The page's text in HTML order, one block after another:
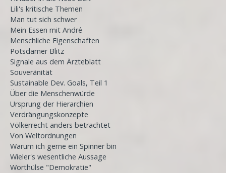
Lili's kritische Themen
Man tut sich schwer
Mein Essen mit André
Menschliche Eigenschaften
Potsdamer Blitz
Signale aus dem Ärzteblatt
Souveränität
Sustainable Dev. Goals, Teil 1
Über die Menschenwürde
Ursprung der Hierarchien
Verdrängungskonzepte
Völkerrecht anders betrachtet
Von Weltordnungen
Warum ich gerne ein Spinner bin
Wieler's wesentliche Aussage
Worthülse "Demokratie"